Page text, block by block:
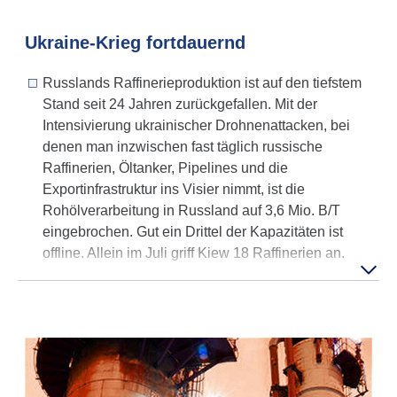
Ukraine-Krieg fort­dau­ernd
Russlands Raffinerieproduktion ist auf den tiefstem
Stand seit 24 Jahren zurückgefallen. Mit der
Intensivierung ukrainischer Drohnenattacken, bei
denen man inzwischen fast täglich russische
Raffinerien, Öltanker, Pipelines und die
Exportinfrastruktur ins Visier nimmt, ist die
Rohölverarbeitung in Russland auf 3,6 Mio. B/T
eingebrochen. Gut ein Drittel der Kapazitäten ist
offline. Allein im Juli griff Kiew 18 Raffinerien an.
Die Ukraine erhält US-Lizenzen für die Produktion
dem Okay aus Washington noch eine Unsicherheit.)
Putins unsäglicher Krieg weitet sich mehr und mehr
auch auf das russische Hinter­land aus. Die Ukraine